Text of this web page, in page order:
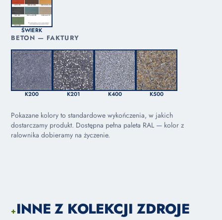
ŚWIERK
BETON — FAKTURY
K200 K201 K400 K500
Pokazane kolory to standardowe wykończenia, w jakich
dostarczamy produkt. Dostępna pełna paleta RAL — kolor z
ralownika dobieramy na życzenie.
+INNE Z KOLEKCJI ZDROJE